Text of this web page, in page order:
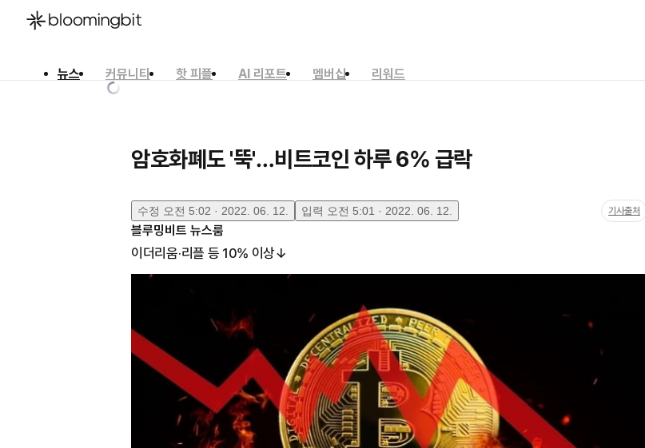
뉴스 커뮤니티 핫 피플 AI 리포트 멤버십
리워드
암호화폐도 '뚝'…비트코인 하루 6% 급락
수정 오전 5:02 · 2022. 06. 12. 입력 오전 5:01 · 2022. 06. 12. 기사출처
블루밍비트 뉴스룸
이더리움·리플 등 10% 이상↓